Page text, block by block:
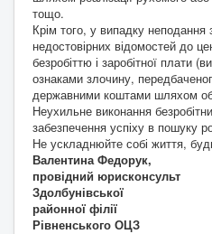
тощо.
Крім того, у випадку неподання
недостовірних відомостей до
безробіттю і заробітної плати
ознаками злочину,
державними коштами шляхом
Неухильне виконання
забезпечення успіху в пошуку
Не ускладнюйте собі життя,
Валентина Федорук,
провідний юрисконсульт
Здолбунівської
районної філії
Рівненського ОЦЗ